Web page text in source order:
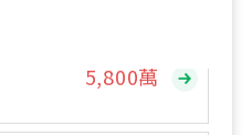
總價